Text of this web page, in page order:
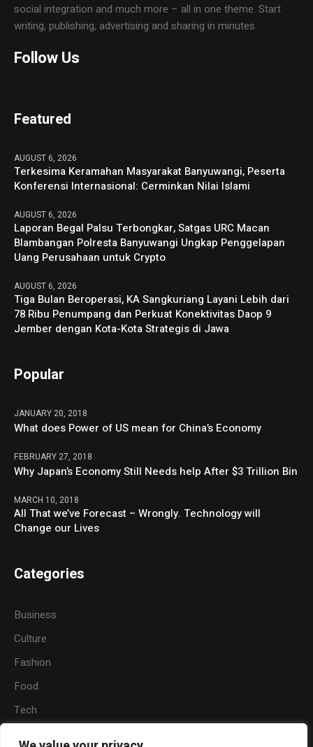
social integration and much more – all in one theme. Start
writing, publishing, advertising and sharing in minutes.
Follow Us
Featured
AUGUST 6, 2026
Terkesima Keramahan Masyarakat Banyuwangi, Peserta
Konferensi Internasional: Cerminkan Nilai Islami
AUGUST 6, 2026
Laporan Begal Palsu Terbongkar, Satgas URC Macan
Blambangan Polresta Banyuwangi Ungkap Penggelapan
Uang Perusahaan untuk Crypto
AUGUST 6, 2026
Tiga Bulan Beroperasi, KA Sangkuriang Layani Lebih dari
78 Ribu Penumpang dan Perkuat Konektivitas Daop 9
Jember dengan Kota-Kota Strategis di Jawa
Popular
JANUARY 20, 2018
What does Power of US mean for China’s Economy
FEBRUARY 27, 2018
Why Japan’s Economy Still Needs help After $3 Trillion Bin
MARCH 10, 2018
All That we’ve Forecast – Wrongly. Technology will
Change our Lives
Categories
Business
Culture
Fashion
Food
Tech